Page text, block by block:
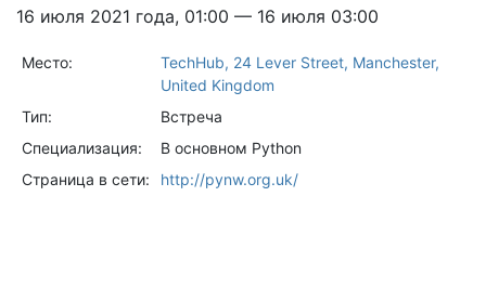
16 июля 2021 года, 01:00 — 16 июля 03:00
Место:
TechHub, 24 Lever Street, Manchester,
United Kingdom
Тип:
Встреча
Специализация:
В основном Python
Страница в сети:
http://pynw.org.uk/